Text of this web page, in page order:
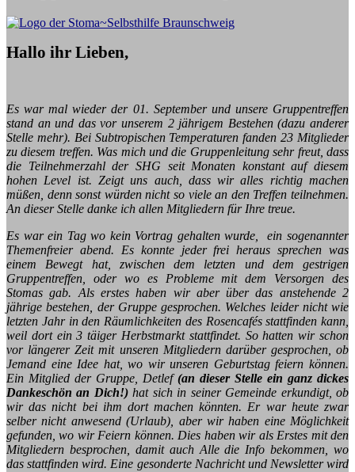
Hallo ihr Lieben,
Es war mal wieder der 01. September und unsere Gruppentreffen
stand an und das vor unserem 2 jährigem Bestehen (dazu anderer
Stelle mehr). Bei Subtropischen Temperaturen fanden 23 Mitglieder
zu diesem treffen. Was mich und die Gruppenleitung sehr freut, dass
die Teilnehmerzahl der SHG seit Monaten konstant auf diesem
hohen Level ist. Zeigt uns auch, dass wir alles richtig machen
müßen, denn sonst würden nicht so viele an den Treffen teilnehmen.
An dieser Stelle danke ich allen Mitgliedern für Ihre treue.
Es war ein Tag wo kein Vortrag gehalten wurde, ein sogenannter
Themenfreier abend. Es konnte jeder frei heraus sprechen was
einem Bewegt hat, zwischen dem letzten und dem gestrigen
Gruppentreffen, oder wo es Probleme mit dem Versorgen des
Stomas gab. Als erstes haben wir aber über das anstehende 2
jährige bestehen, der Gruppe gesprochen. Welches leider nicht wie
letzten Jahr in den Räumlichkeiten des Rosencafés stattfinden kann,
weil dort ein 3 täiger Herbstmarkt stattfindet. So hatten wir schon
vor längerer Zeit mit unseren Mitgliedern darüber gesprochen, ob
Jemand eine Idee hat, wo wir unseren Geburtstag feiern können.
Ein Mitglied der Gruppe, Detlef(an dieser Stelle ein ganz dickes
Dankeschön an Dich!)hat sich in seiner Gemeinde erkundigt, ob
wir das nicht bei ihm dort machen könnten. Er war heute zwar
selber nicht anwesend (Urlaub), aber wir haben eine Möglichkeit
gefunden, wo wir Feiern können. Dies haben wir als Erstes mit den
Mitgliedern besprochen, damit auch Alle die Info bekommen, wo
das stattfinden wird. Eine gesonderte Nachricht und Newsletter wird